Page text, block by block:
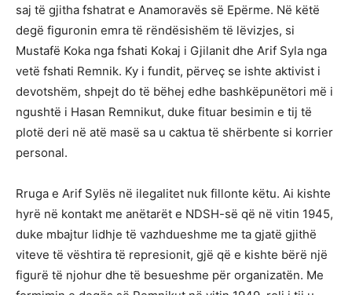
saj të gjitha fshatrat e Anamoravës së Epërme. Në këtë
degë figuronin emra të rëndësishëm të lëvizjes, si
Mustafë Koka nga fshati Kokaj i Gjilanit dhe Arif Syla nga
vetë fshati Remnik. Ky i fundit, përveç se ishte aktivist i
devotshëm, shpejt do të bëhej edhe bashkëpunëtori më i
ngushtë i Hasan Remnikut, duke fituar besimin e tij të
plotë deri në atë masë sa u caktua të shërbente si korrier
personal.
Rruga e Arif Sylës në ilegalitet nuk fillonte këtu. Ai kishte
hyrë në kontakt me anëtarët e NDSH-së që në vitin 1945,
duke mbajtur lidhje të vazhdueshme me ta gjatë gjithë
viteve të vështira të represionit, gjë që e kishte bërë një
figurë të njohur dhe të besueshme për organizatën. Me